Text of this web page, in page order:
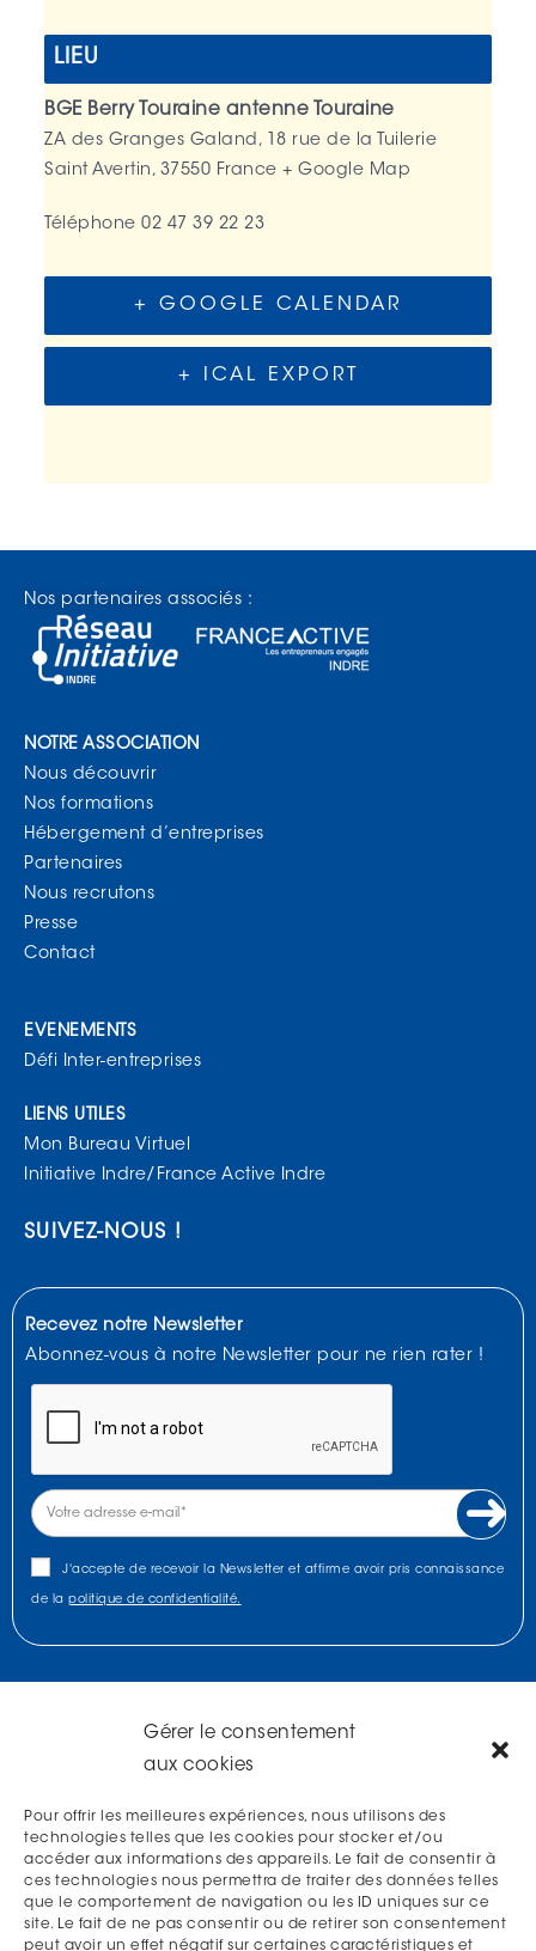
Gérer le consentement
aux cookies
Pour offrir les meilleures expériences, nous utilisons des
technologies telles que les cookies pour stocker et/ou
accéder aux informations des appareils. Le fait de consentir à
ces technologies nous permettra de traiter des données telles
que le comportement de navigation ou les ID uniques sur ce
site. Le fait de ne pas consentir ou de retirer son consentement
peut avoir un effet négatif sur certaines caractéristiques et
LIEU
BGE Berry Touraine antenne Touraine
ZA des Granges Galand, 18 rue de la Tuilerie
Saint Avertin, 37550 France + Google Map
Téléphone 02 47 39 22 23
+ GOOGLE CALENDAR
+ ICAL EXPORT
NOUS TROUVER
Nos partenaires associés :
NOTRE ASSOCIATION
Nous découvrir
Nos formations
Hébergement d’entreprises
Partenaires
Nous recrutons
Presse
Contact
EVENEMENTS
Défi Inter-entreprises
LIENS UTILES
Mon Bureau Virtuel
Initiative Indre/France Active Indre
SUIVEZ-NOUS !
Recevez notre Newsletter
Abonnez-vous à notre Newsletter pour ne rien rater !
J'accepte de recevoir la Newsletter et affirme avoir pris connaissance
de la politique de confidentialité.